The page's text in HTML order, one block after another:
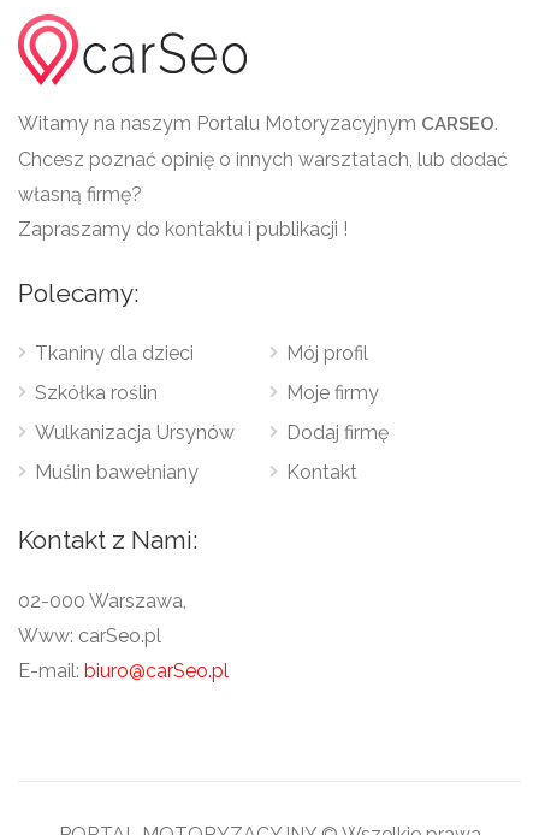
Witamy na naszym Portalu Motoryzacyjnym CARSEO.
Chcesz poznać opinię o innych warsztatach, lub dodać
własną firmę?
Zapraszamy do kontaktu i publikacji !
Polecamy:
Tkaniny dla dzieci
Szkółka roślin
Wulkanizacja Ursynów
Muślin bawełniany
Mój profil
Moje firmy
Dodaj firmę
Kontakt
Kontakt z Nami:
02-000 Warszawa,
Www: carSeo.pl
E-mail: biuro@carSeo.pl